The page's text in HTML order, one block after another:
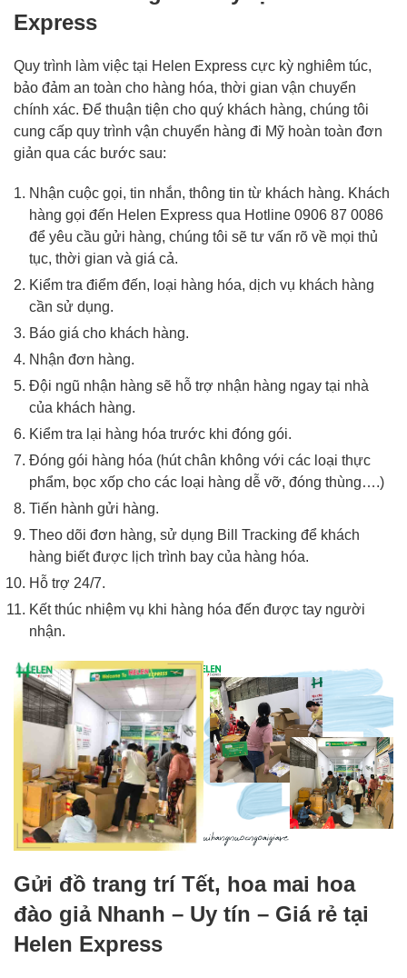
Express
Quy trình làm việc tại Helen Express cực kỳ nghiêm túc,
bảo đảm an toàn cho hàng hóa, thời gian vận chuyển
chính xác. Để thuận tiện cho quý khách hàng, chúng tôi
cung cấp quy trình vận chuyển hàng đi Mỹ hoàn toàn đơn
giản qua các bước sau:
Nhận cuộc gọi, tin nhắn, thông tin từ khách hàng. Khách
hàng gọi đến Helen Express qua Hotline 0906 87 0086
để yêu cầu gửi hàng, chúng tôi sẽ tư vấn rõ về mọi thủ
tục, thời gian và giá cả.
Kiểm tra điểm đến, loại hàng hóa, dịch vụ khách hàng
cần sử dụng.
Báo giá cho khách hàng.
Nhận đơn hàng.
Đội ngũ nhận hàng sẽ hỗ trợ nhận hàng ngay tại nhà
của khách hàng.
Kiểm tra lại hàng hóa trước khi đóng gói.
Đóng gói hàng hóa (hút chân không với các loại thực
phẩm, bọc xốp cho các loại hàng dễ vỡ, đóng thùng….)
Tiến hành gửi hàng.
Theo dõi đơn hàng, sử dụng Bill Tracking để khách
hàng biết được lịch trình bay của hàng hóa.
Hỗ trợ 24/7.
Kết thúc nhiệm vụ khi hàng hóa đến được tay người
nhận.
Gửi đồ trang trí Tết, hoa mai hoa
đào giả Nhanh – Uy tín – Giá rẻ tại
Helen Express